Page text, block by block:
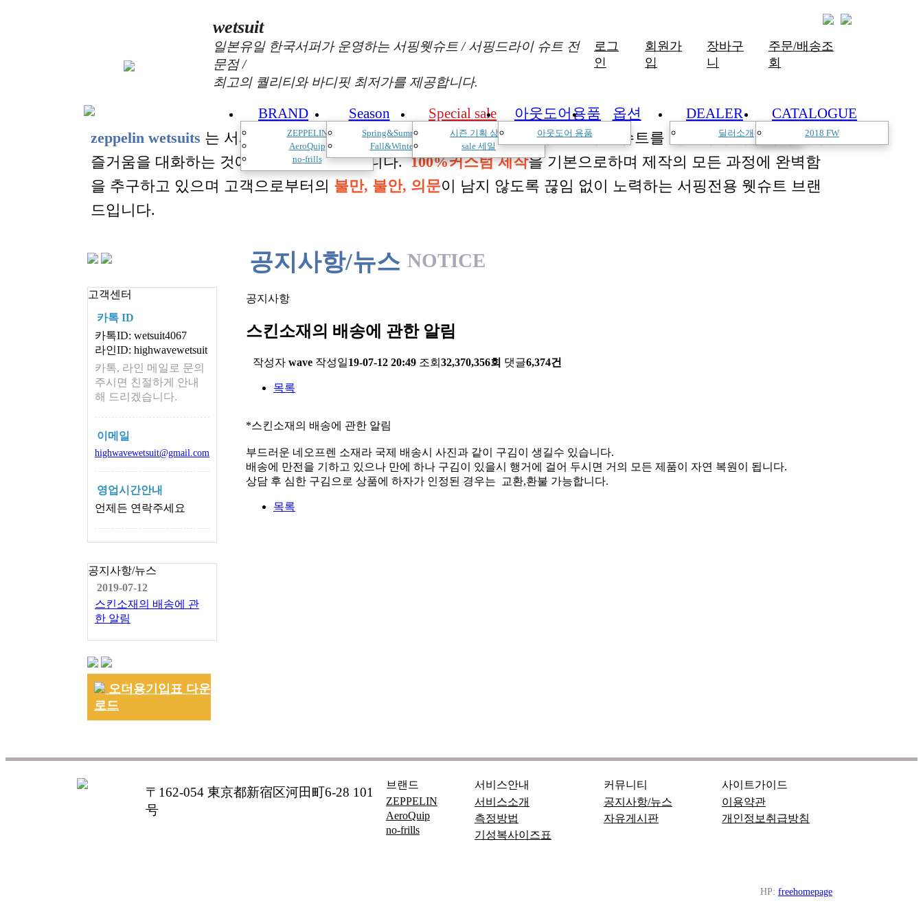
wetsuit
일본유일 한국서퍼가 운영하는 서핑웻슈트 / 서핑드라이 슈트 전
문점 /
최고의 퀄리티와 바디핏 최저가를 제공합니다.
로그
인
회원가
입
장바구
니
주문/배송조
회
BRAND
ZEPPELIN
AeroQuip
no-frills
Season
Spring&Summer
Fall&Winter
Special sale
시즌 기획 상품
sale 세일
아웃도어용품
아웃도어 용품
옵션 DEALER
딜러소개
CATALOGUE
2018 FW
zeppelin wetsuits 는 서퍼들의 느낌과 의견를 듣고 적극 반영하여 매시즌 진화한 슈트를 개발하여 서핑라이프의
즐거움을 대화하는 것에 목표를 두고 있습니다.100%커스텀 제작을 기본으로하며 제작의 모든 과정에 완벽함
을 추구하고 있으며 고객으로부터의 불만, 불안, 의문이 남지 않도록 끊임 없이 노력하는 서핑전용 웻슈트 브랜
드입니다.
고객센터
카톡 ID
카톡ID: wetsuit4067
라인ID: highwavewetsuit
카톡, 라인 메일로 문의
주시면 친절하게 안내
해 드리겠습니다.
이메일
highwavewetsuit@gmail.com
영업시간안내
언제든 연락주세요
공지사항/뉴스
2019-07-12
스킨소재의 배송에 관
한 알림
오더용기입표 다운
로드
공지사항/뉴스 NOTICE
공지사항
스킨소재의 배송에 관한 알림
작성자 wave 작성일19-07-12 20:49 조회 32,370,356회 댓글6,374건
목록
*스킨소재의 배송에 관한 알림
부드러운 네오프렌 소재라 국제 배송시 사진과 같이 구김이 생길수 있습니다.
배송에 만전을 기하고 있으나 만에 하나 구김이 있을시 행거에 걸어 두시면 거의 모든 제품이 자연 복원이 됩니다.
상담 후 심한 구김으로 상품에 하자가 인정된 경우는 교환,환불 가능합니다.
목록
〒162-054 東京都新宿区河田町6-28 101
号
브랜드
ZEPPELIN
AeroQuip
no-frills
서비스안내
서비스소개
측정방법
기성복사이즈표
커뮤니티
공지사항/뉴스
자유게시판
사이트가이드
이용약관
개인정보취급방침
HP: freehomepage